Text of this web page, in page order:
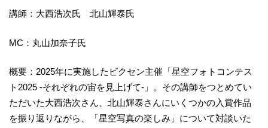
講師：大西浩次氏 北山輝泰氏
MC：丸山加奈子氏
概要：2025年に実施したビクセン主催「星空フォトコンテス
ト2025 -それぞれの宙を見上げて-」。その講師をつとめてい
ただいた大西浩次さん、北山輝泰さんにいくつかの入賞作品
を振り返りながら、「星空写真の楽しみ」について対談いた